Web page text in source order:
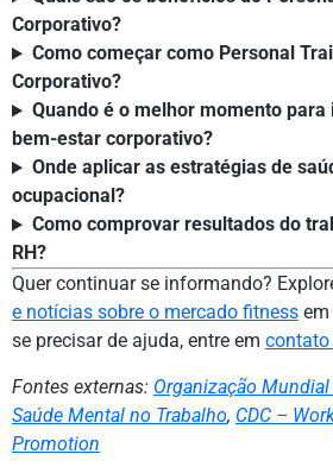
Corporativo?
Como começar como Personal
Corporativo?
Quando é o melhor momento para
bem-estar corporativo?
Onde aplicar as estratégias de
ocupacional?
Como comprovar resultados do
RH?
Quer continuar se informando?
e notícias sobre o mercado fitness
se precisar de ajuda, entre em
Fontes externas: Organização
Saúde Mental no Trabalho, CDC –
Promotion